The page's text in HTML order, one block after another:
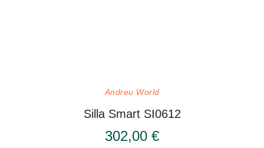
Andreu World
Silla Smart SI0612
302,00 €